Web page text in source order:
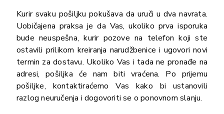
Kurir svaku pošiljku pokušava da uruči u dva navrata.
Uobičajena praksa je da Vas, ukoliko prva isporuka
bude neuspešna, kurir pozove na telefon koji ste
ostavili prilikom kreiranja narudžbenice i ugovori novi
termin za dostavu. Ukoliko Vas i tada ne pronađe na
adresi, pošiljka će nam biti vraćena. Po prijemu
pošiljke, kontaktiraćemo Vas kako bi ustanovili
razlog neuručenja i dogovoriti se o ponovnom slanju.